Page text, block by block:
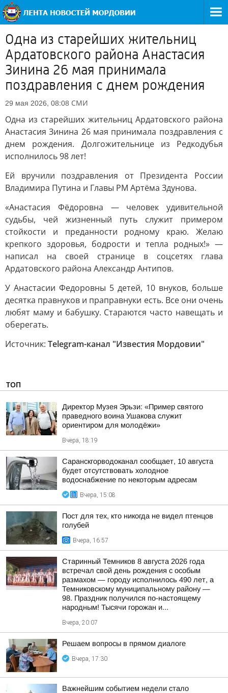
Одна из старейших жительниц
Ардатовского района Анастасия
Зинина 26 мая принимала
поздравления с днем рождения
29 мая 2026, 08:08 СМИ
Одна из старейших жительниц Ардатовского района
Анастасия Зинина 26 мая принимала поздравления с
днем рождения. Долгожительнице из Редкодубья
исполнилось 98 лет!
Ей вручили поздравления от Президента России
Владимира Путина и Главы РМ Артёма Здунова.
«Анастасия Фёдоровна — человек удивительной
судьбы, чей жизненный путь служит примером
стойкости и преданности родному краю. Желаю
крепкого здоровья, бодрости и тепла родных!» —
написал на своей странице в соцсетях глава
Ардатовского района Александр Антипов.
У Анастасии Федоровны 5 детей, 10 внуков, больше
десятка правнуков и праправнуки есть. Все они очень
любят маму и бабушку. Стараются часто навещать и
оберегать.
Источник: Telegram-канал "Известия Мордовии"
ТОП
Директор Музея Эрьзи: «Пример святого
праведного воина Ушакова служит
ориентиром для молодёжи»
Вчера, 18:19
Саранскгорводоканал сообщает, 10 августа
будет отсутствовать холодное
водоснабжение по некоторым адресам
Вчера, 15:08
Пост для тех, кто никогда не видел птенцов
голубей
Вчера, 16:57
Старинный Темников 8 августа 2026 года
встречал свой день рождения с особым
размахом — городу исполнилось 490 лет, а
Темниковскому муниципальному району —
98. Праздник получился по-настоящему
народным! Тысячи горожан и...
Вчера, 20:07
Решаем вопросы в прямом диалоге
Вчера, 17:30
Важнейшим событием недели стало